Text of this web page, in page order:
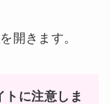
を開きます。
に注意しま